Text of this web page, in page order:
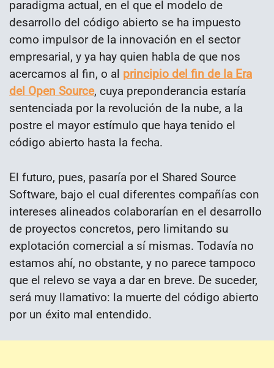
paradigma actual, en el que el modelo de
desarrollo del código abierto se ha impuesto
como impulsor de la innovación en el sector
empresarial, y ya hay quien habla de que nos
acercamos al fin, o al principio del fin de la Era
del Open Source, cuya preponderancia estaría
sentenciada por la revolución de la nube, a la
postre el mayor estímulo que haya tenido el
código abierto hasta la fecha.
El futuro, pues, pasaría por el Shared Source
Software, bajo el cual diferentes compañías con
intereses alineados colaborarían en el desarrollo
de proyectos concretos, pero limitando su
explotación comercial a sí mismas. Todavía no
estamos ahí, no obstante, y no parece tampoco
que el relevo se vaya a dar en breve. De suceder,
será muy llamativo: la muerte del código abierto
por un éxito mal entendido.